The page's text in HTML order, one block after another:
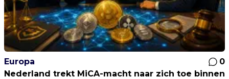
Europa
0
Nederland trekt MiCA-macht naar zich toe binnen